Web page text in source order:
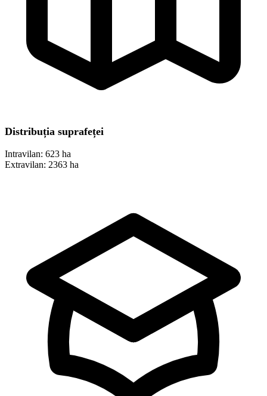
Distribuția suprafeței
Intravilan: 623 ha
Extravilan: 2363 ha